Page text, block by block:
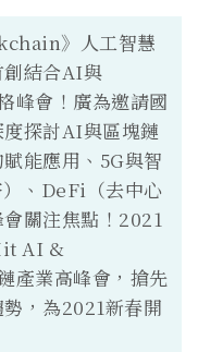
》人工智慧
創結合AI與
峰會！廣為邀請國
探討AI與區塊鏈
能應用、5G與智
、DeFi（去中心
關注焦點！2021
AI &
產業高峰會，搶先
，為2021新春開